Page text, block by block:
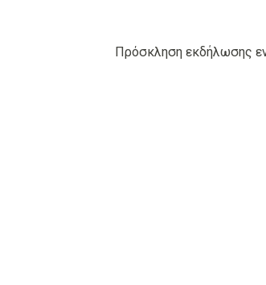
Πρόσκληση εκδήλωσης